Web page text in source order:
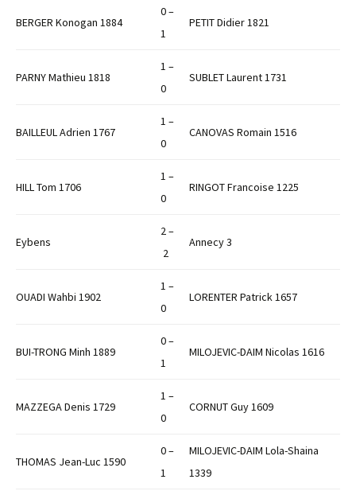
BERGER Konogan 1884
0 –
1
PETIT Didier 1821
PARNY Mathieu 1818
1 –
0
SUBLET Laurent 1731
BAILLEUL Adrien 1767
1 –
0
CANOVAS Romain 1516
HILL Tom 1706
1 –
0
RINGOT Francoise 1225
Eybens
2 –
2
Annecy 3
OUADI Wahbi 1902
1 –
0
LORENTER Patrick 1657
BUI-TRONG Minh 1889
0 –
1
MILOJEVIC-DAIM Nicolas 1616
MAZZEGA Denis 1729
1 –
0
CORNUT Guy 1609
THOMAS Jean-Luc 1590
0 –
1
MILOJEVIC-DAIM Lola-Shaina
1339